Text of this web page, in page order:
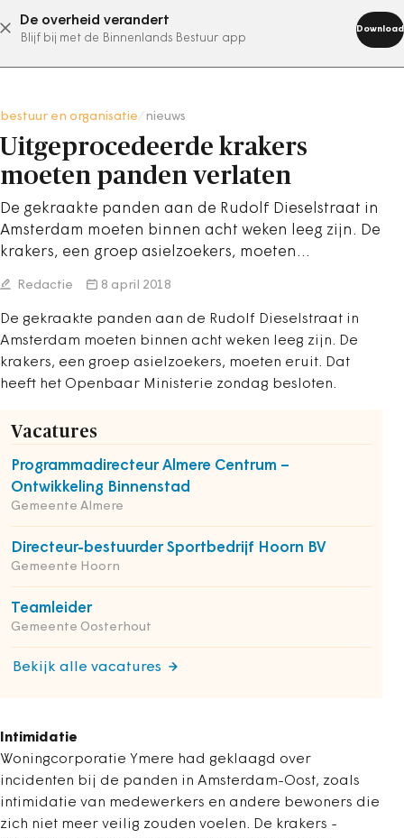
De overheid verandert
Blijf bij met de Binnenlands Bestuur app
Download
abonneer nu
bestuur en organisatie nieuws
Uitgeprocedeerde krakers
moeten panden verlaten
De gekraakte panden aan de Rudolf Dieselstraat in
Amsterdam moeten binnen acht weken leeg zijn. De
krakers, een groep asielzoekers, moeten…
Redactie 8 april 2018
De gekraakte panden aan de Rudolf Dieselstraat in
Amsterdam moeten binnen acht weken leeg zijn. De
krakers, een groep asielzoekers, moeten eruit. Dat
heeft het Openbaar Ministerie zondag besloten.
Vacatures
Programmadirecteur Almere Centrum –
Ontwikkeling Binnenstad
Gemeente Almere
Directeur-bestuurder Sportbedrijf Hoorn BV
Gemeente Hoorn
Teamleider
Gemeente Oosterhout
Bekijk alle vacatures
Intimidatie
Woningcorporatie Ymere had geklaagd over
incidenten bij de panden in Amsterdam-Oost, zoals
intimidatie van medewerkers en andere bewoners die
zich niet meer veilig zouden voelen. De krakers -